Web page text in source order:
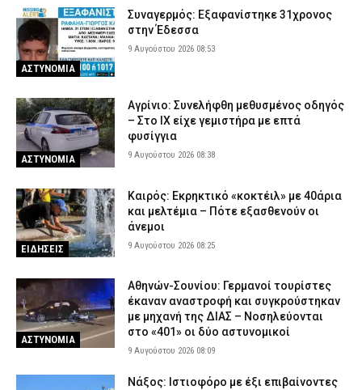
ΑΣΤΥΝΟΜΙΑ
Συναγερμός: Εξαφανίστηκε 31χρονος
στην Έδεσσα
9 Αυγούστου 2026 08:53
ΑΣΤΥΝΟΜΙΑ
Αγρίνιο: Συνελήφθη μεθυσμένος οδηγός
– Στο ΙΧ είχε γεμιστήρα με επτά
φυσίγγια
9 Αυγούστου 2026 08:38
ΕΙΔΗΣΕΙΣ
Καιρός: Eκρηκτικό «κοκτέιλ» με 40άρια
και μελτέμια – Πότε εξασθενούν οι
άνεμοι
9 Αυγούστου 2026 08:25
ΑΣΤΥΝΟΜΙΑ
Αθηνών-Σουνίου: Γερμανοί τουρίστες
έκαναν αναστροφή και συγκρούστηκαν
με μηχανή της ΔΙΑΣ – Νοσηλεύονται
στο «401» οι δύο αστυνομικοί
9 Αυγούστου 2026 08:09
Νάξος: Ιστιοφόρο με έξι επιβαίνοντες